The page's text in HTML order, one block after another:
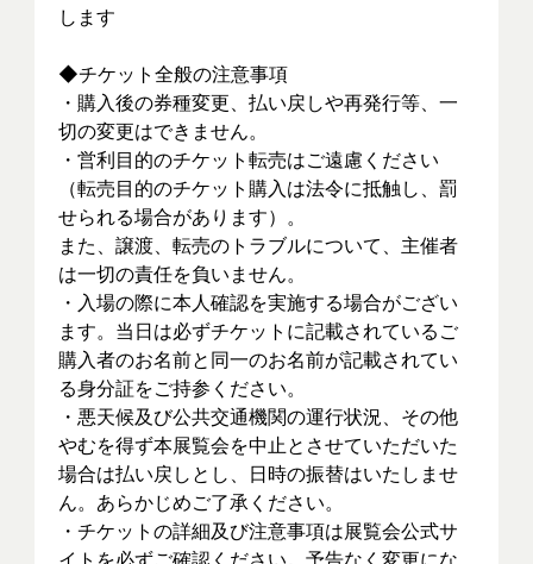
します
◆チケット全般の注意事項
・購入後の券種変更、払い戻しや再発行等、一
切の変更はできません。
・営利目的のチケット転売はご遠慮ください
（転売目的のチケット購入は法令に抵触し、罰
せられる場合があります）。
また、譲渡、転売のトラブルについて、主催者
は一切の責任を負いません。
・入場の際に本人確認を実施する場合がござい
ます。当日は必ずチケットに記載されているご
購入者のお名前と同一のお名前が記載されてい
る身分証をご持参ください。
・悪天候及び公共交通機関の運行状況、その他
やむを得ず本展覧会を中止とさせていただいた
場合は払い戻しとし、日時の振替はいたしませ
ん。あらかじめご了承ください。
・チケットの詳細及び注意事項は展覧会公式サ
イトを必ずご確認ください。予告なく変更にな